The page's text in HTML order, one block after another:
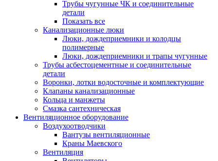
Трубы чугунные ЧК и соединительные
детали
Показать все
Канализационные люки
Люки, дождеприемники и колодцы
полимерные
Люки, дождеприемники и трапы чугунные
Трубы асбестоцементные и соединительные
детали
Воронки, лотки водосточные и комплектующие
Клапаны канализационные
Кольца и манжеты
Смазка сантехническая
Вентиляционное оборудование
Воздухоотводчики
Вантузы вентиляционные
Краны Маевского
Вентиляция